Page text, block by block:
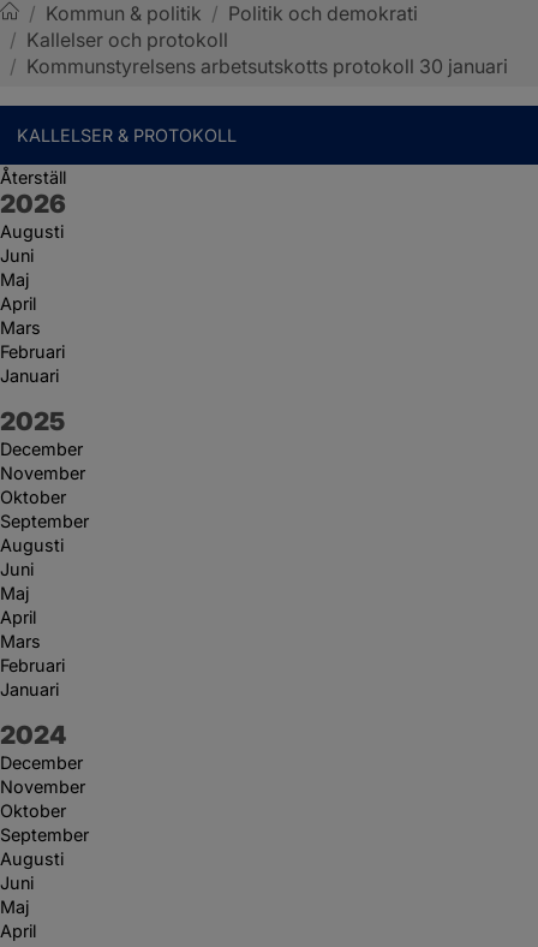
Sotenäs kommun
/ Kommun & politik / Politik och demokrati
/ Kallelser och protokoll
/ Kommunstyrelsens arbetsutskotts protokoll 30 januari
KALLELSER & PROTOKOLL
Återställ
År:
2026
Augusti
Juni
Maj
April
Mars
Februari
Januari
År:
2025
December
November
Oktober
September
Augusti
Juni
Maj
April
Mars
Februari
Januari
År:
2024
December
November
Oktober
September
Augusti
Juni
Maj
April